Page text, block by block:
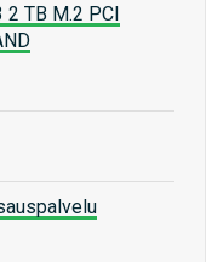
2 TB M.2 PCI